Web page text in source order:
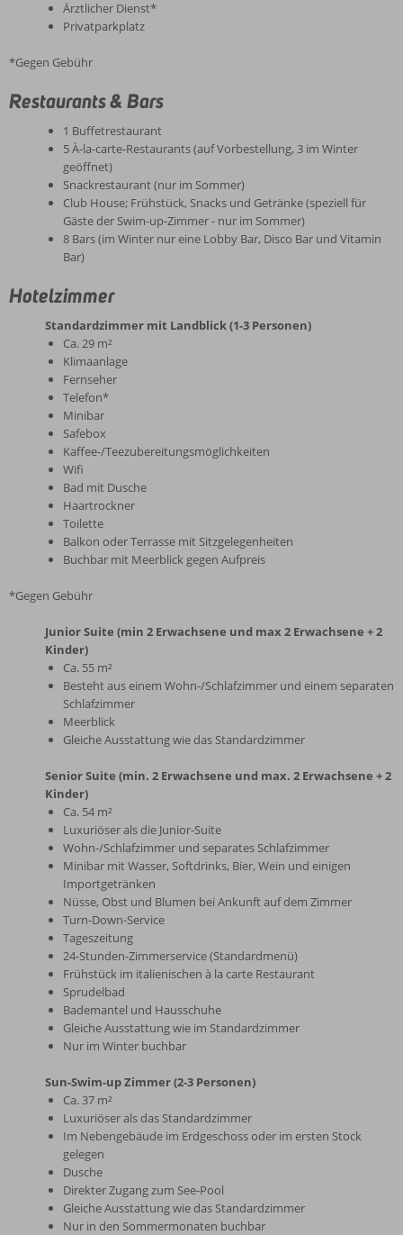
Ärztlicher Dienst*
Privatparkplatz
*Gegen Gebühr
Restaurants & Bars
1 Buffetrestaurant
5 À-la-carte-Restaurants (auf Vorbestellung, 3 im Winter
geöffnet)
Snackrestaurant (nur im Sommer)
Club House; Frühstück, Snacks und Getränke (speziell für
Gäste der Swim-up-Zimmer - nur im Sommer)
8 Bars (im Winter nur eine Lobby Bar, Disco Bar und Vitamin
Bar)
Hotelzimmer
Standardzimmer mit Landblick (1-3 Personen)
Ca. 29 m²
Klimaanlage
Fernseher
Telefon*
Minibar
Safebox
Kaffee-/Teezubereitungsmöglichkeiten
Wifi
Bad mit Dusche
Haartrockner
Toilette
Balkon oder Terrasse mit Sitzgelegenheiten
Buchbar mit Meerblick gegen Aufpreis
*Gegen Gebühr
Junior Suite (min 2 Erwachsene und max 2 Erwachsene + 2
Kinder)
Ca. 55 m²
Besteht aus einem Wohn-/Schlafzimmer und einem separaten
Schlafzimmer
Meerblick
Gleiche Ausstattung wie das Standardzimmer
Senior Suite (min. 2 Erwachsene und max. 2 Erwachsene + 2
Kinder)
Ca. 54 m²
Luxuriöser als die Junior-Suite
Wohn-/Schlafzimmer und separates Schlafzimmer
Minibar mit Wasser, Softdrinks, Bier, Wein und einigen
Importgetränken
Nüsse, Obst und Blumen bei Ankunft auf dem Zimmer
Turn-Down-Service
Tageszeitung
24-Stunden-Zimmerservice (Standardmenü)
Frühstück im italienischen à la carte Restaurant
Sprudelbad
Bademantel und Hausschuhe
Gleiche Ausstattung wie im Standardzimmer
Nur im Winter buchbar
Sun-Swim-up Zimmer (2-3 Personen)
Ca. 37 m²
Luxuriöser als das Standardzimmer
Im Nebengebäude im Erdgeschoss oder im ersten Stock
gelegen
Dusche
Direkter Zugang zum See-Pool
Gleiche Ausstattung wie das Standardzimmer
Nur in den Sommermonaten buchbar